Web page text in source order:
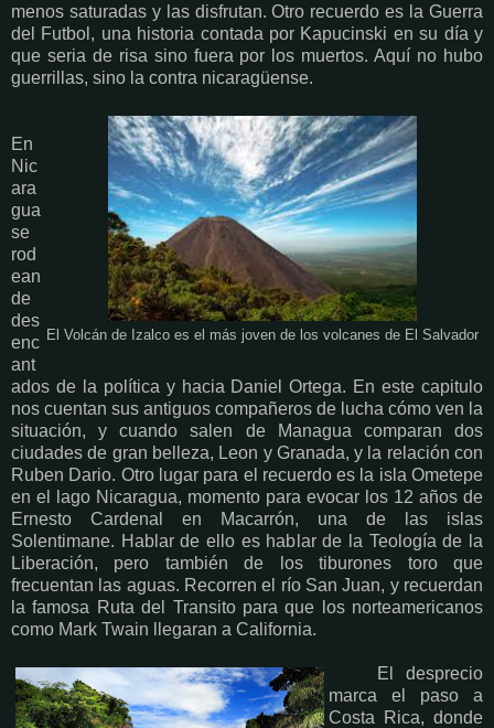
menos saturadas y las disfrutan. Otro recuerdo es la Guerra
del Futbol, una historia contada por Kapucinski en su día y
que seria de risa sino fuera por los muertos. Aquí no hubo
guerrillas, sino la contra nicaragüense.
El Volcán de Izalco es el más joven de los volcanes de El Salvador
En
Nic
ara
gua
se
rod
ean
de
des
enc
ant
ados de la política y hacia Daniel Ortega. En este capitulo
nos cuentan sus antiguos compañeros de lucha cómo ven la
situación, y cuando salen de Managua comparan dos
ciudades de gran belleza, Leon y Granada, y la relación con
Ruben Dario. Otro lugar para el recuerdo es la isla Ometepe
en el lago Nicaragua, momento para evocar los 12 años de
Ernesto Cardenal en Macarrón, una de las islas
Solentimane. Hablar de ello es hablar de la Teología de la
Liberación, pero también de los tiburones toro que
frecuentan las aguas. Recorren el río San Juan, y recuerdan
la famosa Ruta del Transito para que los norteamericanos
como Mark Twain llegaran a California.
El desprecio
marca el paso a
Costa Rica, donde